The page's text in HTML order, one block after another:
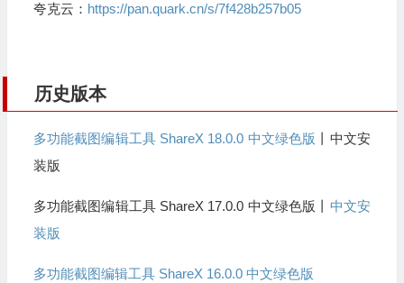
夸克云： https://pan.quark.cn/s/7f428b257b05
历史版本
多功能截图编辑工具 ShareX 18.0.0 中文绿色版 丨中文安
装版
多功能截图编辑工具 ShareX 17.0.0 中文绿色版丨 中文安
装版
多功能截图编辑工具 ShareX 16.0.0 中文绿色版